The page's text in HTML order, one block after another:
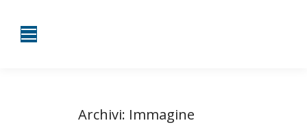
Archivi: Immagine